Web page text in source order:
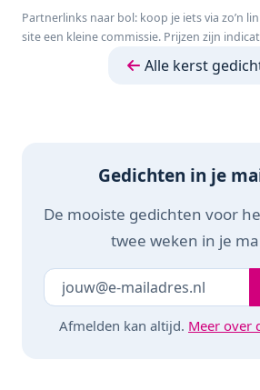
jaar - Het
razendsnelle
Zwart/Zilver
Partnerlinks naar bol: koop je iets via zo’n
site een kleine commissie. Prijzen zijn
Alle kerst
Gedichten in je
De mooiste gedichten voor
twee weken in je
Laat dit veld leeg Je e-
Afmelden kan altijd. Meer over